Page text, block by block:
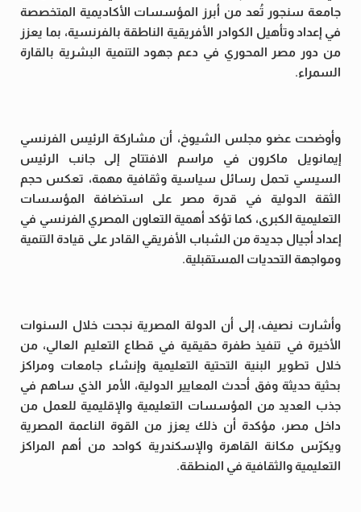
جامعة سنجور تُعد من أبرز المؤسسات الأكاديمية المتخصصة
في إعداد وتأهيل الكوادر الأفريقية الناطقة بالفرنسية، بما يعزز
من دور مصر المحوري في دعم جهود التنمية البشرية بالقارة
السمراء.
وأوضحت عضو مجلس الشيوخ، أن مشاركة الرئيس الفرنسي
إيمانويل ماكرون في مراسم الافتتاح إلى جانب الرئيس
السيسي تحمل رسائل سياسية وثقافية مهمة، تعكس حجم
الثقة الدولية في قدرة مصر على استضافة المؤسسات
التعليمية الكبرى، كما تؤكد أهمية التعاون المصري الفرنسي في
إعداد أجيال جديدة من الشباب الأفريقي القادر على قيادة التنمية
ومواجهة التحديات المستقبلية.
وأشارت نصيف، إلى أن الدولة المصرية نجحت خلال السنوات
الأخيرة في تنفيذ طفرة حقيقية في قطاع التعليم العالي، من
خلال تطوير البنية التحتية التعليمية وإنشاء جامعات ومراكز
بحثية حديثة وفق أحدث المعايير الدولية، الأمر الذي ساهم في
جذب العديد من المؤسسات التعليمية والإقليمية للعمل من
داخل مصر، مؤكدة أن ذلك يعزز من القوة الناعمة المصرية
ويكرّس مكانة القاهرة والإسكندرية كواحد من أهم المراكز
التعليمية والثقافية في المنطقة.